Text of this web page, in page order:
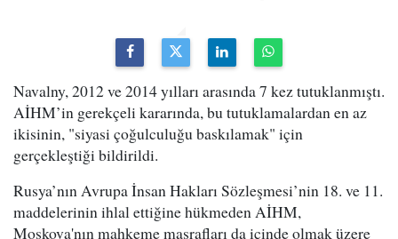
Navalny, 2012 ve 2014 yılları arasında 7 kez tutuklanmıştı.
AİHM’in gerekçeli kararında, bu tutuklamalardan en az
ikisinin, "siyasi çoğulculuğu baskılamak" için
gerçekleştiği bildirildi.
Rusya’nın Avrupa İnsan Hakları Sözleşmesi’nin 18. ve 11.
maddelerinin ihlal ettiğine hükmeden AİHM,
Moskova'nın mahkeme masrafları da içinde olmak üzere